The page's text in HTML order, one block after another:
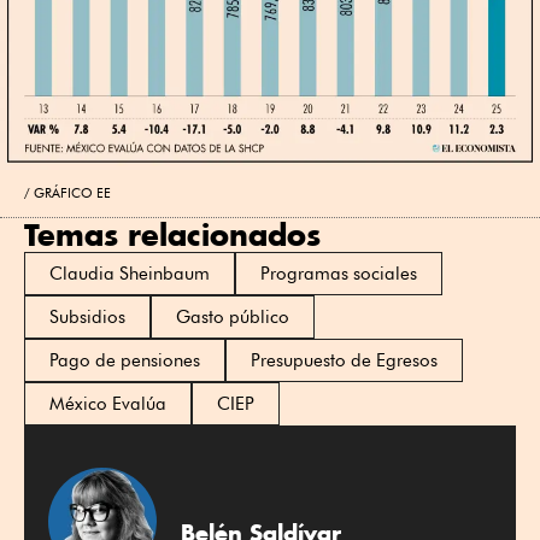
GRÁFICO EE
Temas relacionados
Claudia Sheinbaum
Programas sociales
Subsidios
Gasto público
Pago de pensiones
Presupuesto de Egresos
México Evalúa
CIEP
Belén Saldívar